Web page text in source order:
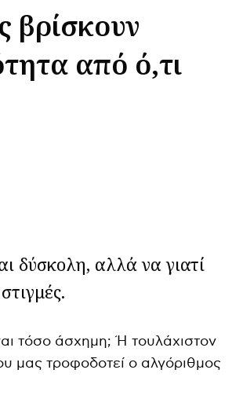
βρίσκουν
από ό,τι
δύσκολη, αλλά να γιατί
τόσο άσχημη; Ή τουλάχιστον
μας τροφοδοτεί ο αλγόριθμος